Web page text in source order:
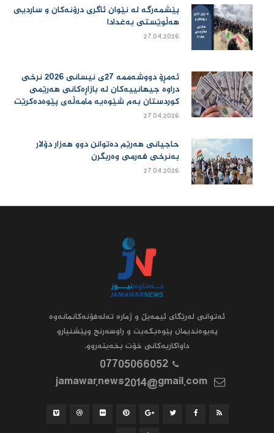
پێشمەرگە لە نێوان ئاگری درۆنەکان و ساردیی
هەڵوێستی بەغدادا
27.04.2026
ئەمڕۆ دووشەممە 27ی نیسانی 2026 نرخی
دراوە جیهانییەكان لە بازاڕەكانی هەرێمی
كوردستان بەم شێوەیە مامەڵەی پێوەدەكرێت
27.04.2026
حاجیانی هەرێم دەتوانن دوو هەزار دۆلار
بەنرخی فەرمی وەربگرن
27.04.2026
ئه‌توانى له‌رێگاى ئیمه‌یڵ و ژماره‌ ته‌له‌فۆنه‌کانمانه‌وه‌
په‌یوه‌ندیمان پێوه‌بکه‌یت و راوسه‌رنج وپێشنیارو
داواکاریه‌کانى خۆت بخه‌یته‌روو.
07705066052
jamawar.news2014@gmail.com